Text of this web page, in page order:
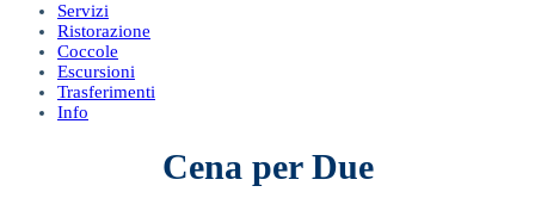
Servizi
Ristorazione
Coccole
Escursioni
Trasferimenti
Info
Cena per Due